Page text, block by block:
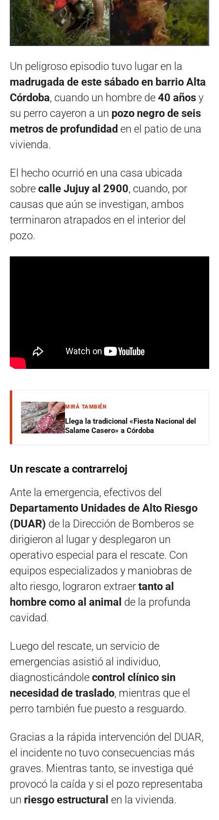
Un peligroso episodio tuvo lugar en la
madrugada de este sábado en barrio Alta
Córdoba, cuando un hombre de 40 años y
su perro cayeron a un pozo negro de seis
metros de profundidad en el patio de una
vivienda.
El hecho ocurrió en una casa ubicada
sobre calle Jujuy al 2900, cuando, por
causas que aún se investigan, ambos
terminaron atrapados en el interior del
pozo.
MIRÁ TAMBIÉN
Llega la tradicional «Fiesta Nacional del
Salame Casero» a Córdoba
Un rescate a contrarreloj
Ante la emergencia, efectivos del
Departamento Unidades de Alto Riesgo
(DUAR) de la Dirección de Bomberos se
dirigieron al lugar y desplegaron un
operativo especial para el rescate. Con
equipos especializados y maniobras de
alto riesgo, lograron extraer tanto al
hombre como al animal de la profunda
cavidad.
Luego del rescate, un servicio de
emergencias asistió al individuo,
diagnosticándole control clínico sin
necesidad de traslado, mientras que el
perro también fue puesto a resguardo.
Gracias a la rápida intervención del DUAR,
el incidente no tuvo consecuencias más
graves. Mientras tanto, se investiga qué
provocó la caída y si el pozo representaba
un riesgo estructural en la vivienda.